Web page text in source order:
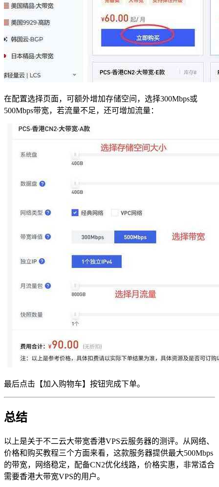
在配置选择页面，可额外增加存储空间，选择300Mbps或
500Mbps带宽，若流量不足，还可增加流量：
最后点击【加入购物车】按钮完成下单。
总结
以上是关于不二云大带宽香港VPS云服务器的测评。从网络、
价格和购买教程三个方面来看，这款服务器提供最大500Mbps
的带宽，网络稳定，配备CN2优化线路，价格实惠，非常适合
需要香港大带宽VPS的用户。